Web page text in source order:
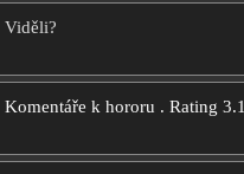
Viděli?
Komentáře k hororu . Rating 3.1